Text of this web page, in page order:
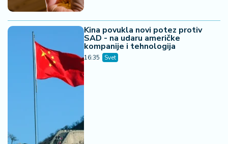
Kina povukla novi potez protiv
SAD - na udaru američke
kompanije i tehnologija
16:35 Svet